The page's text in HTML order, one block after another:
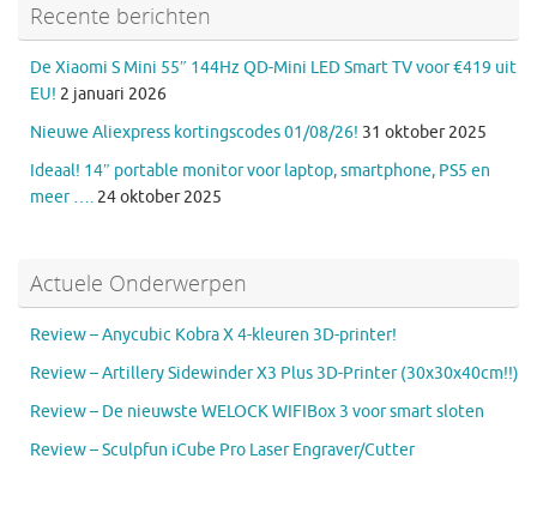
Recente berichten
De Xiaomi S Mini 55″ 144Hz QD-Mini LED Smart TV voor €419 uit
EU! 2 januari 2026
Nieuwe Aliexpress kortingscodes 01/08/26! 31 oktober 2025
Ideaal! 14″ portable monitor voor laptop, smartphone, PS5 en
meer …. 24 oktober 2025
Actuele Onderwerpen
Review – Anycubic Kobra X 4-kleuren 3D-printer!
Review – Artillery Sidewinder X3 Plus 3D-Printer (30x30x40cm!!)
Review – De nieuwste WELOCK WIFIBox 3 voor smart sloten
Review – Sculpfun iCube Pro Laser Engraver/Cutter